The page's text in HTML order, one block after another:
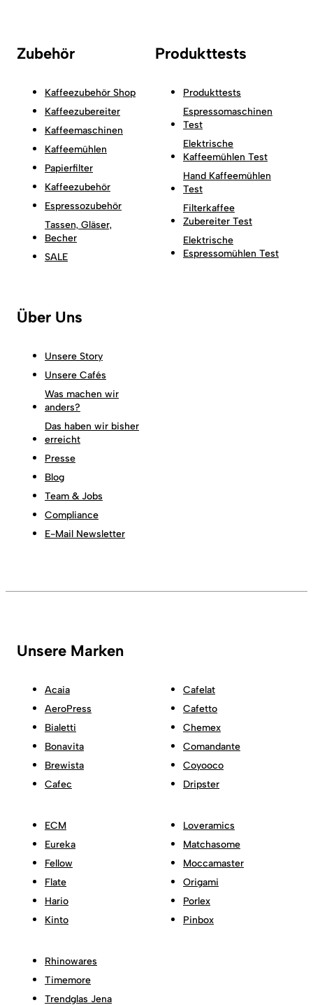
Zubehör
Kaffeezubehör Shop
Kaffeezubereiter
Kaffeemaschinen
Kaffeemühlen
Papierfilter
Kaffeezubehör
Espressozubehör
Tassen, Gläser,
Becher
SALE
Produkttests
Produkttests
Espressomaschinen
Test
Elektrische
Kaffeemühlen Test
Hand Kaffeemühlen
Test
Filterkaffee
Zubereiter Test
Elektrische
Espressomühlen Test
Über Uns
Unsere Story
Unsere Cafés
Was machen wir
anders?
Das haben wir bisher
erreicht
Presse
Blog
Team & Jobs
Compliance
E-Mail Newsletter
Unsere Marken
Acaia
AeroPress
Bialetti
Bonavita
Brewista
Cafec
Cafelat
Cafetto
Chemex
Comandante
Coyooco
Dripster
ECM
Eureka
Fellow
Flate
Hario
Kinto
Loveramics
Matchasome
Moccamaster
Origami
Porlex
Pinbox
Rhinowares
Timemore
Trendglas Jena